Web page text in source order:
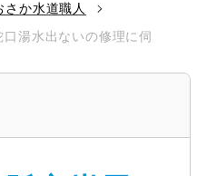
か水道職人
湯水出ないの修理に伺